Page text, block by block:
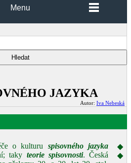
Menu
JAZYKA
Autor: Iva Nebeská
o kulturu spisovného jazyka
taky teorie spisovnosti. Česká
◆
◆